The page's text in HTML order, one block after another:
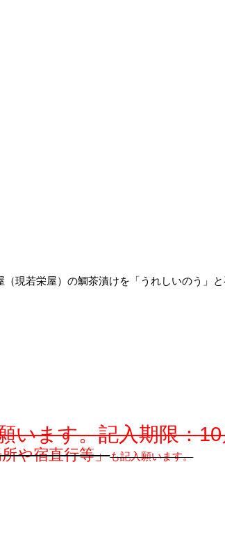
若栄屋）の鯛茶漬けを「うれしいのう」と
います。記入期限：
や宿直行等」も記入願います。